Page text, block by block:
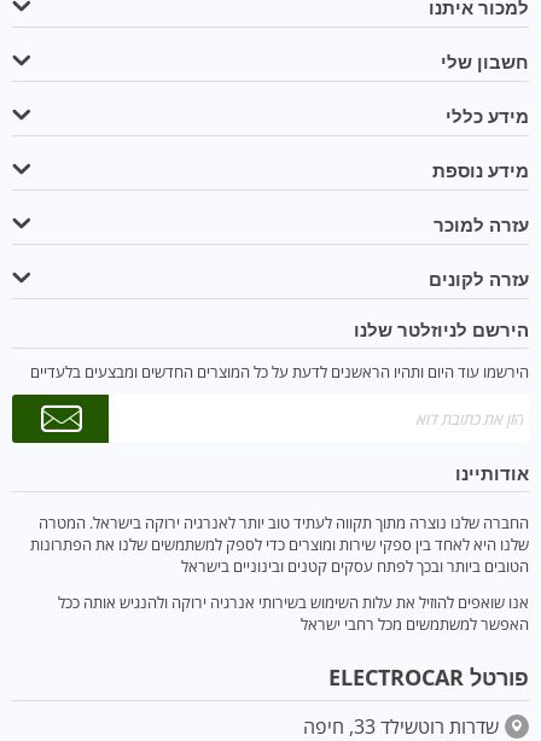
למכור איתנו
חשבון שלי
מידע כללי
מידע נוספת
עזרה למוכר
עזרה לקונים
הירשם לניוזלטר שלנו
הירשמו עוד היום ותהיו הראשנים לדעת על כל המוצרים החדשים ומבצעים בלעדיים
אודותיינו
החברה שלנו נוצרה מתוך תקווה לעתיד טוב יותר לאנרגיה ירוקה בישראל. המטרה
שלנו היא לאחד בין ספקי שירות ומוצרים כדי לספק למשתמשים שלנו את הפתרונות
הטובים ביותר ובכך לפתח עסקים קטנים ובינוניים בישראל
אנו שואפים להוזיל את עלות השימוש בשירותי אנרגיה ירוקה ולהנגיש אותה ככל
האפשר למשתמשים מכל רחבי ישראל
פורטל ELECTROCAR
שדרות רוטשילד 33, חיפה